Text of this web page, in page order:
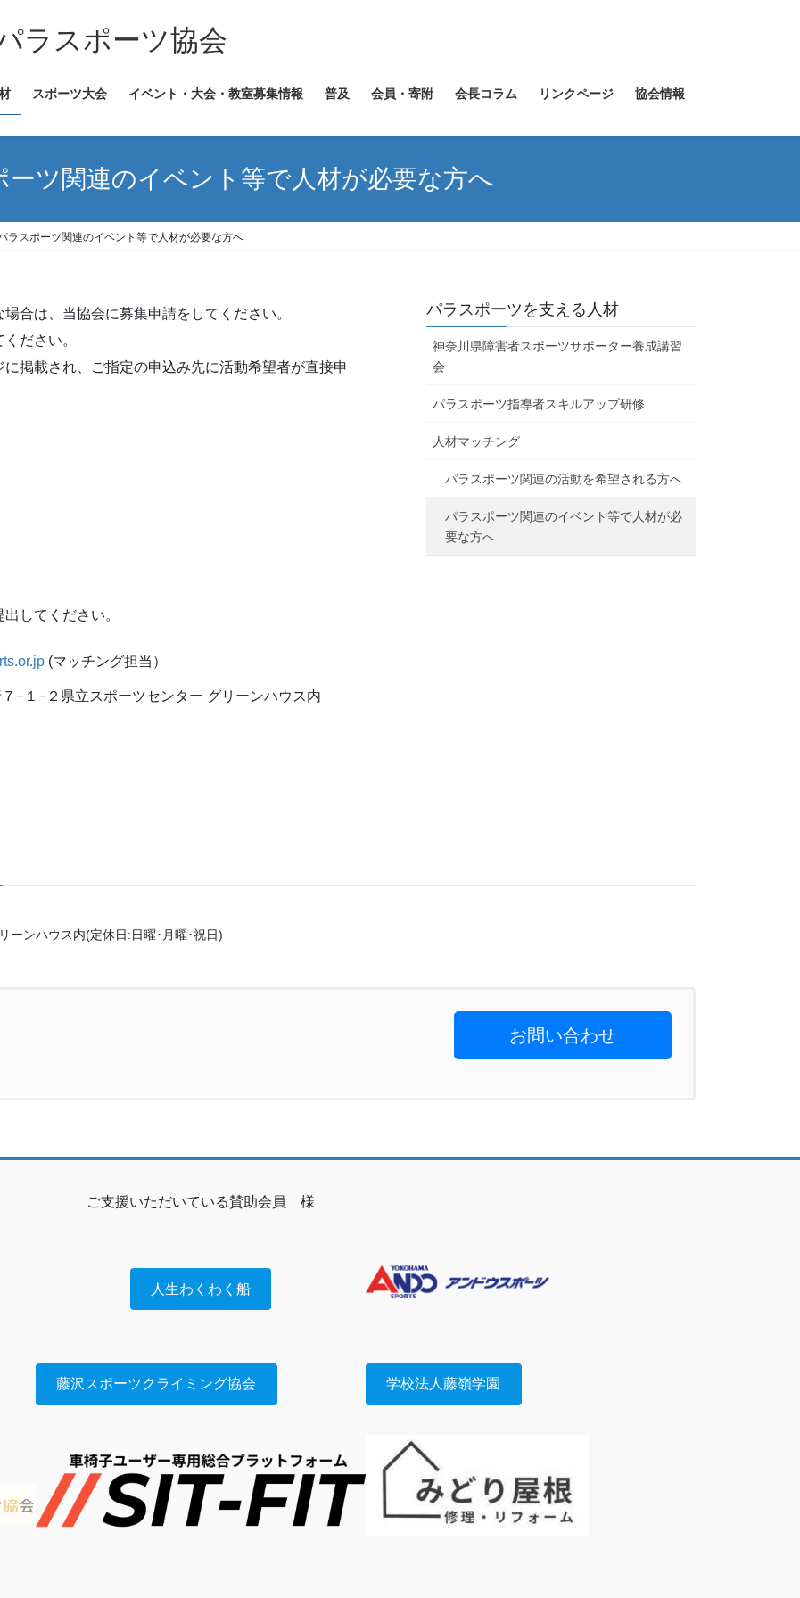
ラスポーツ協会
スポーツ大会 イベント・大会・教室募集情報 普及 会員・寄附 会長コラム リンクページ 協会情報
ーツ関連のイベント等で人材が必要な方へ
ラスポーツ関連のイベント等で人材が必要な方へ
合は、当協会に募集申請をしてください。
ださい。
掲載され、ご指定の申込み先に活動希望者が直接申
してください。
(マッチング担当）
１−２県立スポーツセンター グリーンハウス内
パラスポーツを支える人材
神奈川県障害者スポーツサポーター養成講習
会
パラスポーツ指導者スキルアップ研修
人材マッチング
パラスポーツ関連の活動を希望される方へ
パラスポーツ関連のイベント等で人材が必
要な方へ
ンハウス内(定休日:日曜･月曜･祝日)
お問い合わせ
ご支援いただいている賛助会員 様
人生わくわく船
藤沢スポーツクライミング協会 学校法人藤嶺学園